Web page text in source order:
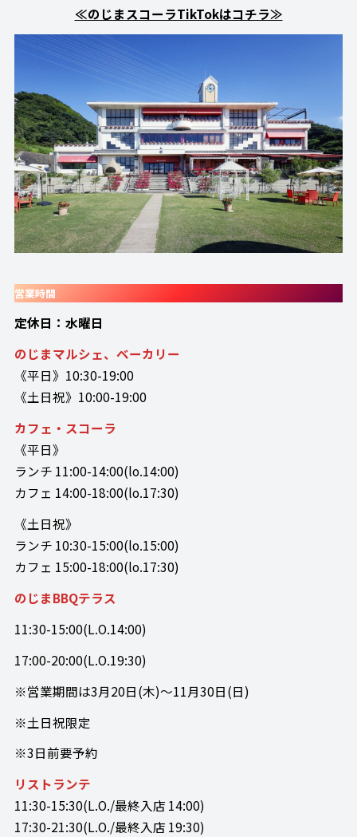
≪のじまスコーラTikTokはコチラ≫
営業時間
定休日：水曜日
のじまマルシェ、ベーカリー
《平日》10:30-19:00
《土日祝》10:00-19:00
カフェ・スコーラ
《平日》
ランチ 11:00-14:00(lo.14:00)
カフェ 14:00-18:00(lo.17:30)
《土日祝》
ランチ 10:30-15:00(lo.15:00)
カフェ 15:00-18:00(lo.17:30)
のじまBBQテラス
11:30-15:00(L.O.14:00)
17:00-20:00(L.O.19:30)
※営業期間は3月20日(木)～11月30日(日)
※土日祝限定
※3日前要予約
リストランテ
11:30-15:30(L.O./最終入店 14:00)
17:30-21:30(L.O./最終入店 19:30)